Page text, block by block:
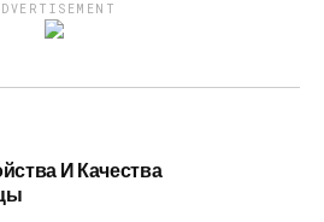
И Качества